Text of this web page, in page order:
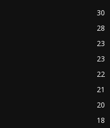
30
28
23
23
22
21
20
18